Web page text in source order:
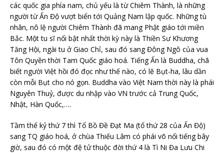
các quốc gia phía nam, chủ yếu là từ Chiêm Thành, là những
người từ Ấn Độ vượt biển tới Quảng Nam lập quốc. Những tù
nhân, nô lệ người Chiêm Thành đã mang Phật giáo tới miền
Bắc. Một tu sĩ nổi bật nhất thời kỳ này là Thiền Sư Khương
Tăng Hội, ngài tu ở Giao Chỉ, sau đó sang Đông Ngô của vua
Tôn Quyền thời Tam Quốc giáo hoá. Tiếng Ấn là Buddha, chã
biết người Việt hồi đó đọc như thế nào, có lẽ Bụt-ha, lâu dần
còn mỗi Bụt cho nó gọn. Buddha vào Việt Nam thời này là phái
Nguyên Thuỷ, được du nhập vào VN trước cả Trung Quốc,
Nhật, Hàn Quốc,….
Tầm thế kỷ thứ 7 thì Tổ Bồ Đề Đạt Ma (tổ thứ 28 của Ấn Độ)
sang TQ giáo hoá, ở chùa Thiếu Lâm có phái võ nổi tiếng bây
giờ, sau đó có một đệ tử thuộc đời thứ 4 là Tì Ni Đa Lưu Chi